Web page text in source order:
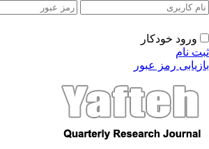
ورود خودکار
نام
رمز عبور